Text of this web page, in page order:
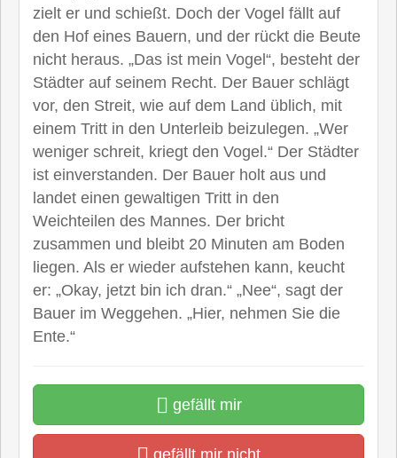
zielt er und schießt. Doch der Vogel fällt auf
den Hof eines Bauern, und der rückt die Beute
nicht heraus. „Das ist mein Vogel“, besteht der
Städter auf seinem Recht. Der Bauer schlägt
vor, den Streit, wie auf dem Land üblich, mit
einem Tritt in den Unterleib beizulegen. „Wer
weniger schreit, kriegt den Vogel.“ Der Städter
ist einverstanden. Der Bauer holt aus und
landet einen gewaltigen Tritt in den
Weichteilen des Mannes. Der bricht
zusammen und bleibt 20 Minuten am Boden
liegen. Als er wieder aufstehen kann, keucht
er: „Okay, jetzt bin ich dran.“ „Nee“, sagt der
Bauer im Weggehen. „Hier, nehmen Sie die
Ente.“
gefällt mir
gefällt mir nicht